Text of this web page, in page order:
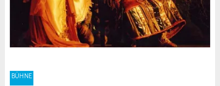
BÜHNE